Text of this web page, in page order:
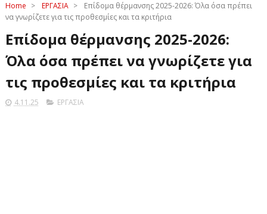
Home > ΕΡΓΑΣΙΑ >
Επίδομα θέρμανσης 2025-2026: Όλα όσα πρέπει
να γνωρίζετε για τις προθεσμίες και τα κριτήρια
Επίδομα θέρμανσης 2025-2026:
Όλα όσα πρέπει να γνωρίζετε για
τις προθεσμίες και τα κριτήρια
4.11.25 ΕΡΓΑΣΙΑ